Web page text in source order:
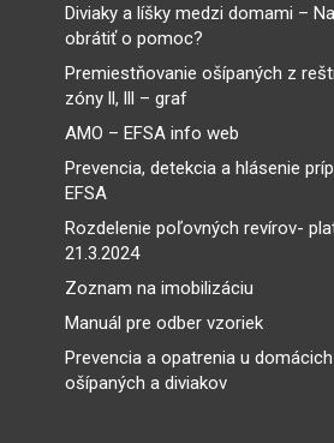
Diviaky a líšky medzi domami –
obrátiť o pomoc?
Premiestňovanie ošípaných z
zóny ll, lll – graf
AMO – EFSA info web
Prevencia, detekcia a hlásenie
EFSA
Rozdelenie poľovných revírov-
21.3.2024
Zoznam na imobilizáciu
Manuál pre odber vzoriek
Prevencia a opatrenia u domácich
ošípaných a diviakov